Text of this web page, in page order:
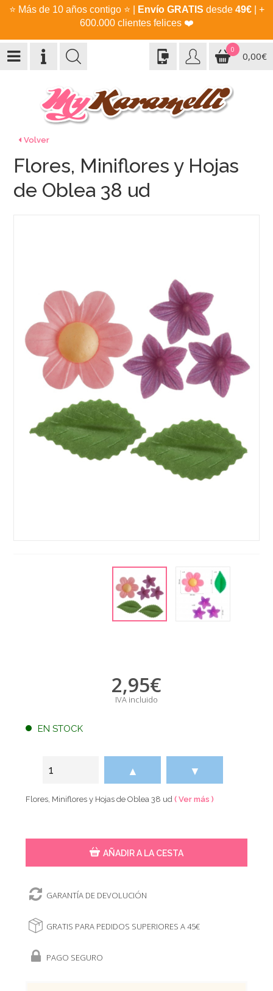
⭐ Más de 10 años contigo ⭐ Envío GRATIS desde 49€| +
600.000 clientes felices ❤️
0
0,00€
Volver
Flores, Miniflores y Hojas
de Oblea 38 ud
2,95€
IVA incluido
EN STOCK
▲ ▼
Flores, Miniflores y Hojas de Oblea 38 ud( Ver más )
AÑADIR A LA CESTA
GARANTÍA DE DEVOLUCIÓN
GRATIS PARA PEDIDOS SUPERIORES A 45€
PAGO SEGURO